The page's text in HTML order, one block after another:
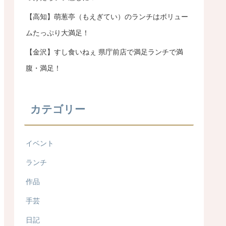
【高知】萌葱亭（もえぎてい）のランチはボリュー
ムたっぷり大満足！
【金沢】すし食いねぇ 県庁前店で満足ランチで満
腹・満足！
カテゴリー
イベント
ランチ
作品
手芸
日記